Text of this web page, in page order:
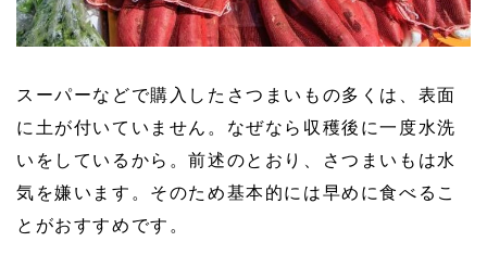
スーパーなどで購入したさつまいもの多くは、表面
に土が付いていません。なぜなら収穫後に一度水洗
いをしているから。前述のとおり、さつまいもは水
気を嫌います。そのため基本的には早めに食べるこ
とがおすすめです。